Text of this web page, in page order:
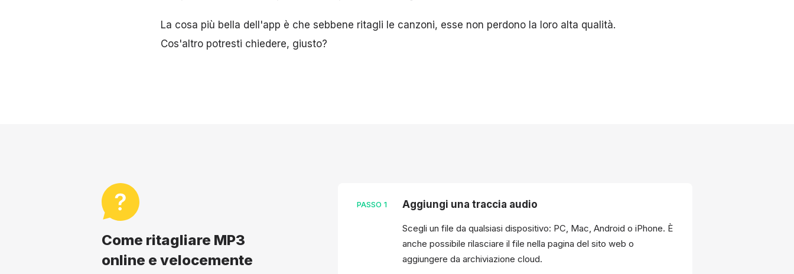
La cosa più bella dell'app è che sebbene ritagli le canzoni, esse non perdono la loro alta qualità.
Cos'altro potresti chiedere, giusto?
Come ritagliare MP3
online e velocemente
PASSO 1 Aggiungi una traccia audio
Scegli un file da qualsiasi dispositivo: PC, Mac, Android o iPhone. È
anche possibile rilasciare il file nella pagina del sito web o
aggiungere da archiviazione cloud.